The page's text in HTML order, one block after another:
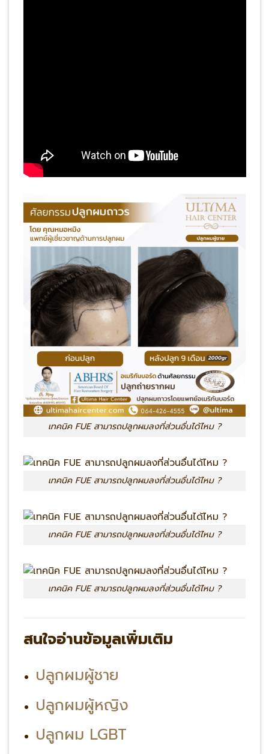
เทคนิค FUE สามารถปลูกผมลงที่ส่วนอื่นได้ไหม ?
เทคนิค FUE สามารถปลูกผมลงที่ส่วนอื่นได้ไหม ?
เทคนิค FUE สามารถปลูกผมลงที่ส่วนอื่นได้ไหม ?
เทคนิค FUE สามารถปลูกผมลงที่ส่วนอื่นได้ไหม ?
สนใจอ่านข้อมูลเพิ่มเติม
ปลูกผมผู้ชาย
ปลูกผมผู้หญิง
ปลูกผม LGBT